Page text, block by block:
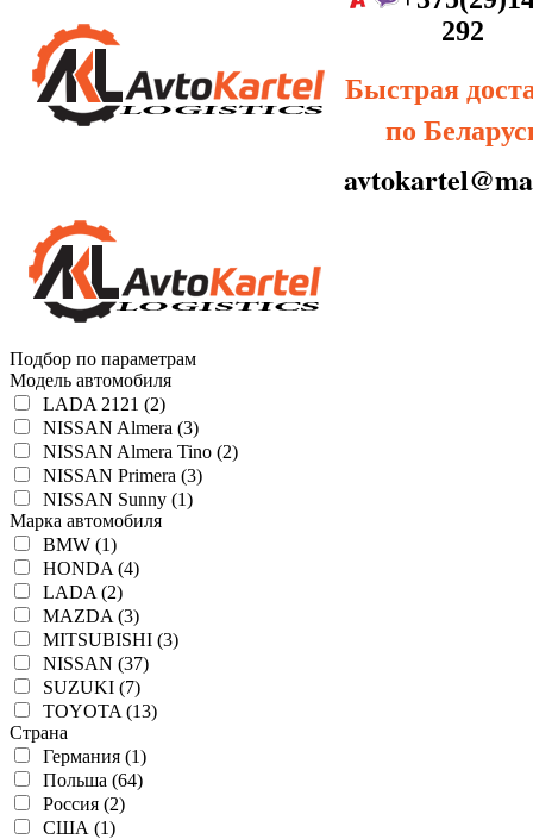
292
Быстрая
по
Подбор по параметрам
Модель автомобиля
LADA 2121 (2)
NISSAN Almera (3)
NISSAN Almera Tino (2)
NISSAN Primera (3)
NISSAN Sunny (1)
Марка автомобиля
BMW (1)
HONDA (4)
LADA (2)
MAZDA (3)
MITSUBISHI (3)
NISSAN (37)
SUZUKI (7)
TOYOTA (13)
Страна
Германия (1)
Польша (64)
Россия (2)
США (1)